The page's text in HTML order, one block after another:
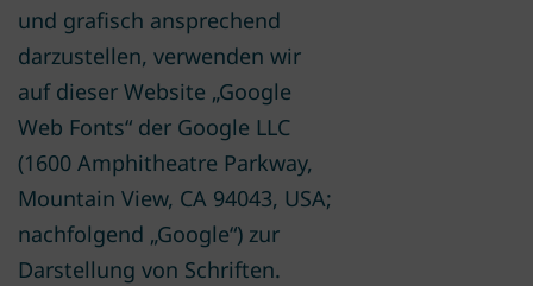
und grafisch ansprechend
darzustellen, verwenden wir
auf dieser Website „Google
Web Fonts“ der Google LLC
(1600 Amphitheatre Parkway,
Mountain View, CA 94043, USA;
nachfolgend „Google“) zur
Darstellung von Schriften.